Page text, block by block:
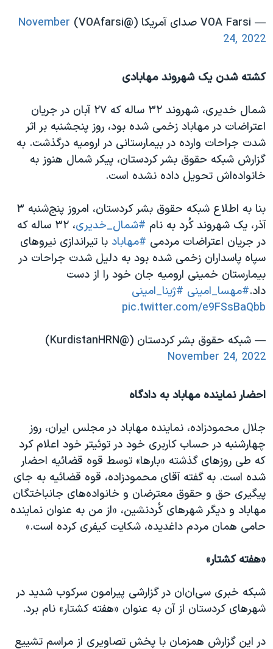
— VOA Farsi صدای آمریکا (@VOAfarsi)
November
24, 2022
کشته شدن یک شهروند مهابادی
شمال خدیری، شهروند ٣٢ ساله که ٢٧ آبان در جریان
اعتراضات در مهاباد زخمی شده بود، روز پنجشنبه بر اثر
شدت جراحات وارده در بیمارستانی در ارومیه درگذشت. به
گزارش شبکه حقوق بشر کردستان، پیکر شمال هنوز به
خانواده‌اش تحویل داده نشده است.
بنا به اطلاع شبکه حقوق بشر کردستان، امروز پنج‌شنبه ۳
آذر، یک شهروند کُرد به نام #شمال_خدیری
، ٣٢ ساله که
در جریان اعتراضات مردمی #مهاباد با تیراندازی نیروهای
سپاه پاسداران زخمی شده بود به دلیل شدت جراحات در
بیمارستان خمینی ارومیه جان خود را از دست
داد.#مهسا_امینی #ژینا_امینی
pic.twitter.com/e9FSsBaQbb
— شبکه حقوق بشر کردستان (@KurdistanHRN)
November 24, 2022
احضار نماینده مهاباد به دادگاه
جلال محمودزاده، نماینده مهاباد در مجلس ایران، روز
چهارشنبه در حساب کاربری خود در توئیتر خود اعلام کرد
که طی روزهای گذشته «بارها» توسط قوه قضائیه احضار
شده است. به گفته آقای محمودزاده، قوه قضائیه به جای
پیگیری حق و حقوق معترضان و خانواده‌های جانباختگان
مهاباد و دیگر شهرهای کُردنشین، «از من به عنوان نماینده
حامی همان مردم داغدیده، شکایت کیفری کرده است.»
«هفته کشتار»
شبکه خبری سی‌ان‌ان در گزارشی پیرامون سرکوب شدید در
شهرهای کردستان از آن به عنوان «هفته کشتار» نام برد.
در این گزارش همزمان با پخش تصاویری از مراسم تشییع